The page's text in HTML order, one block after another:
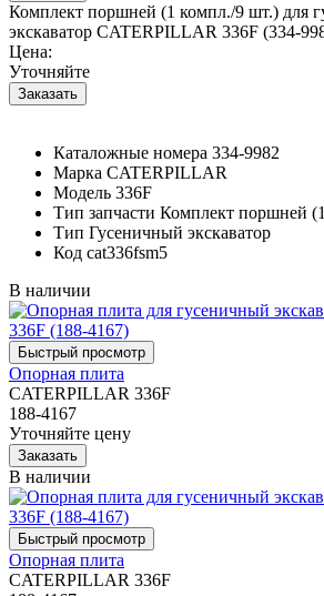
Комплект поршней (1 компл./9 шт.) для
экскаватор CATERPILLAR 336F (334-
Цена:
Уточняйте
Каталожные номера 334-9982
Марка CATERPILLAR
Модель 336F
Тип запчасти Комплект поршней
Тип Гусеничный экскаватор
Код cat336fsm5
В наличии
Опорная плита
CATERPILLAR 336F
188-4167
Уточняйте цену
В наличии
Опорная плита
CATERPILLAR 336F